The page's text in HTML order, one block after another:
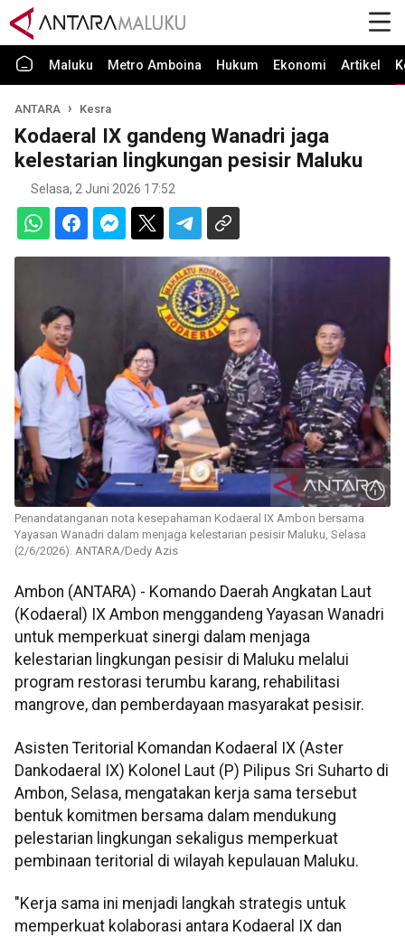
Maluku Metro Amboina Hukum Ekonomi Artikel
ANTARA Kesra
Kodaeral IX gandeng Wanadri jaga
kelestarian lingkungan pesisir Maluku
Selasa, 2 Juni 2026 17:52
Penandatanganan nota kesepahaman Kodaeral IX Ambon bersama
Yayasan Wanadri dalam menjaga kelestarian pesisir Maluku, Selasa
(2/6/2026). ANTARA/Dedy Azis
Ambon (ANTARA) - Komando Daerah Angkatan Laut
(Kodaeral) IX Ambon menggandeng Yayasan Wanadri
untuk memperkuat sinergi dalam menjaga
kelestarian lingkungan pesisir di Maluku melalui
program restorasi terumbu karang, rehabilitasi
mangrove, dan pemberdayaan masyarakat pesisir.
Asisten Teritorial Komandan Kodaeral IX (Aster
Dankodaeral IX) Kolonel Laut (P) Pilipus Sri Suharto di
Ambon, Selasa, mengatakan kerja sama tersebut
bentuk komitmen bersama dalam mendukung
pelestarian lingkungan sekaligus memperkuat
pembinaan teritorial di wilayah kepulauan Maluku.
"Kerja sama ini menjadi langkah strategis untuk
memperkuat kolaborasi antara Kodaeral IX dan